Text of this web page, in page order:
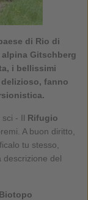
di Rio di
Gitschberg
i bellissimi
fanno
- Il Rifugio
A buon diritto,
tu stesso,
descrizione del
Biotopo